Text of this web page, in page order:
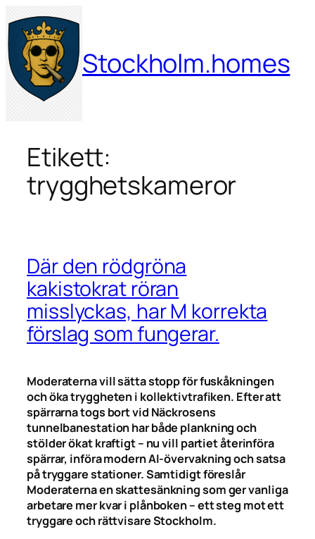
Hoppa
till
innehåll
Stockholm.homes
Etikett:
trygghetskameror
Där den rödgröna
kakistokrat röran
misslyckas, har M korrekta
förslag som fungerar.
Moderaterna vill sätta stopp för fuskåkningen
och öka tryggheten i kollektivtrafiken. Efter att
spärrarna togs bort vid Näckrosens
tunnelbanestation har både plankning och
stölder ökat kraftigt – nu vill partiet återinföra
spärrar, införa modern AI-övervakning och satsa
på tryggare stationer. Samtidigt föreslår
Moderaterna en skattesänkning som ger vanliga
arbetare mer kvar i plånboken – ett steg mot ett
tryggare och rättvisare Stockholm.